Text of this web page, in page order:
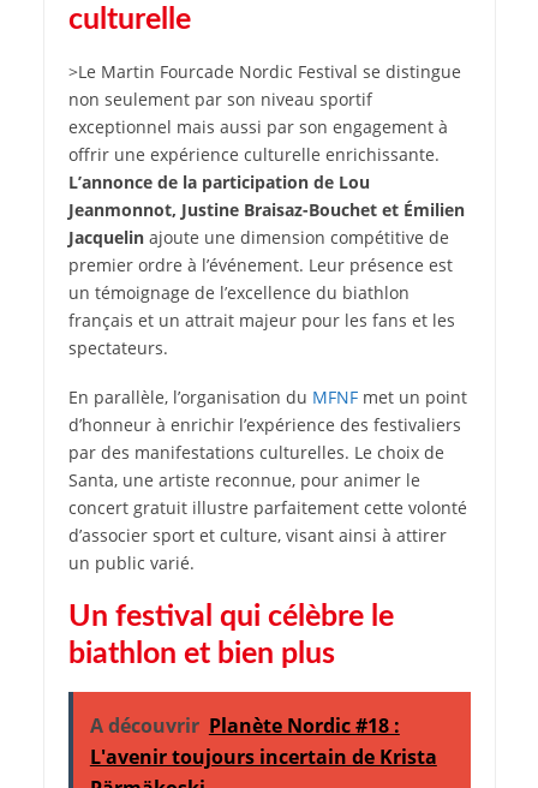
culturelle
>Le Martin Fourcade Nordic Festival se distingue
non seulement par son niveau sportif
exceptionnel mais aussi par son engagement à
offrir une expérience culturelle enrichissante.
L’annonce de la participation de Lou
Jeanmonnot, Justine Braisaz-Bouchet et Émilien
Jacquelinajoute une dimension compétitive de
premier ordre à l’événement. Leur présence est
un témoignage de l’excellence du biathlon
français et un attrait majeur pour les fans et les
spectateurs.
En parallèle, l’organisation du MFNFmet un point
d’honneur à enrichir l’expérience des festivaliers
par des manifestations culturelles. Le choix de
Santa, une artiste reconnue, pour animer le
concert gratuit illustre parfaitement cette volonté
d’associer sport et culture, visant ainsi à attirer
un public varié.
Un festival qui célèbre le
biathlon et bien plus
A découvrir Planète Nordic #18 :
L'avenir toujours incertain de Krista